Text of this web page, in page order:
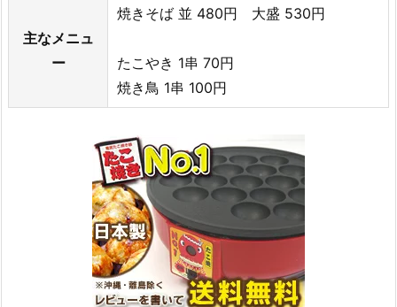
主なメニュ
ー
焼きそば 並 480円 大盛 530円
たこやき 1串 70円
焼き鳥 1串 100円